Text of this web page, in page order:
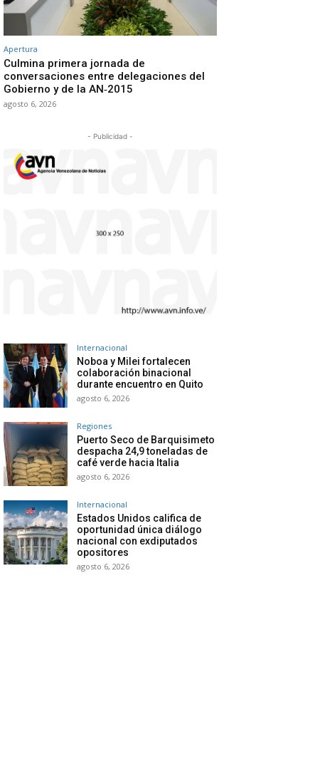
Apertura
Culmina primera jornada de
conversaciones entre delegaciones del
Gobierno y de la AN‑2015
agosto 6, 2026
- Publicidad -
Internacional
Noboa y Milei fortalecen
colaboración binacional
durante encuentro en Quito
agosto 6, 2026
Regiones
Puerto Seco de Barquisimeto
despacha 24,9 toneladas de
café verde hacia Italia
agosto 6, 2026
Internacional
Estados Unidos califica de
oportunidad única diálogo
nacional con exdiputados
opositores
agosto 6, 2026